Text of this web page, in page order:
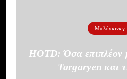
Μπλόγκινκγ
HOTD: Όσα επιπλέον
Targaryen και